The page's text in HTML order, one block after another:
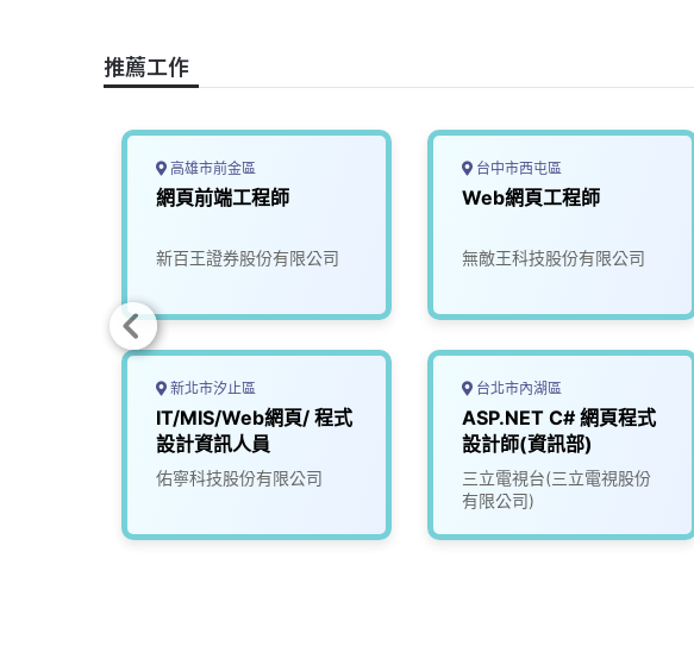
k
推薦工作
高雄市前金區
網頁前端工程師
新百王證券股份有限公司
新北市汐止區
IT/MIS/Web網頁/ 程式
設計資訊人員
佑寧科技股份有限公司
台中市西屯區
Web網頁工程師
無敵王科技股份有限公司
台北市內湖區
ASP.NET C# 網頁程式
設計師(資訊部)
三立電視台(三立電視股份
有限公司)